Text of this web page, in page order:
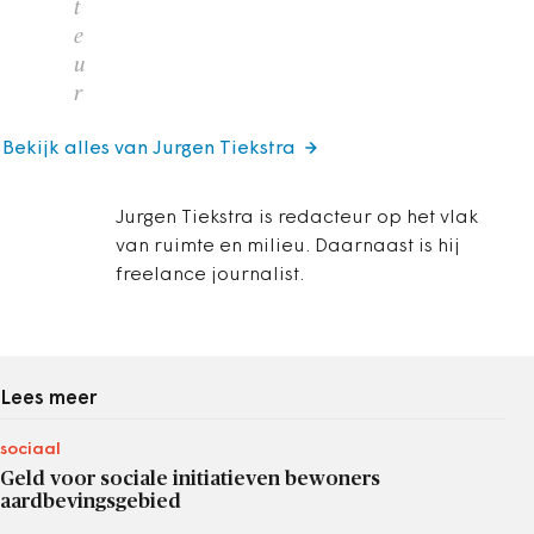
t
e
u
r
Jurgen Tiekstra is redacteur op het vlak
van ruimte en milieu. Daarnaast is hij
freelance journalist.
Bekijk alles van Jurgen Tiekstra
Lees meer
sociaal
Geld voor sociale initiatieven bewoners
aardbevingsgebied